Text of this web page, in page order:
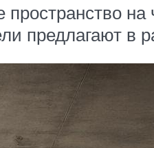
на
предлагают в